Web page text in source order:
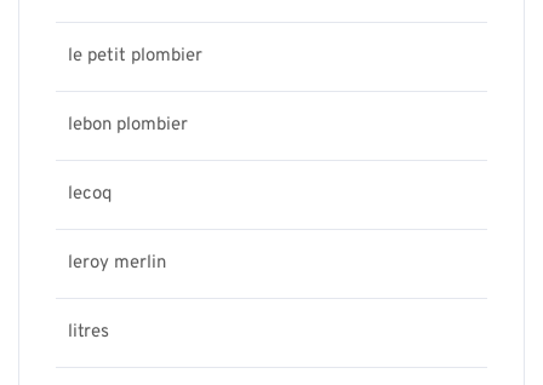
le petit plombier
lebon plombier
lecoq
leroy merlin
litres